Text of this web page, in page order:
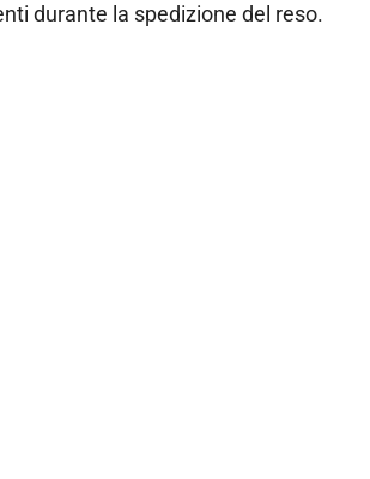
durante la spedizione del reso.